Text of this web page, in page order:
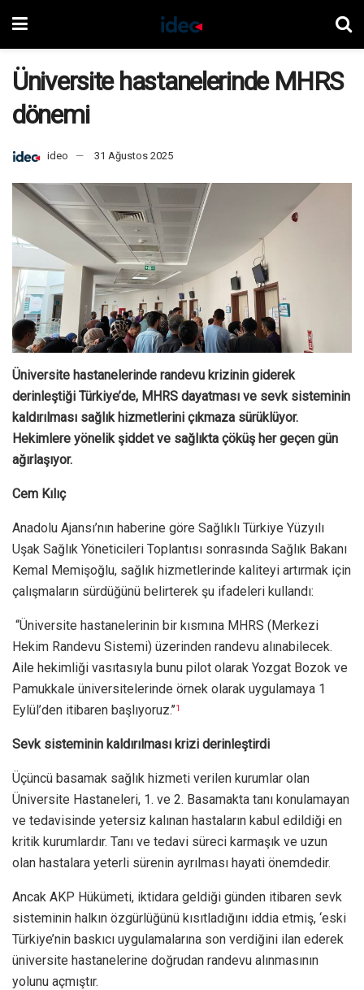
Üniversite hastanelerinde MHRS
dönemi
ideo 31 Ağustos 2025
Üniversite hastanelerinde randevu krizinin giderek
derinleştiği Türkiye’de, MHRS dayatması ve sevk sisteminin
kaldırılması sağlık hizmetlerini çıkmaza sürüklüyor.
Hekimlere yönelik şiddet ve sağlıkta çöküş her geçen gün
ağırlaşıyor.
Cem Kılıç
Anadolu Ajansı’nın haberine göre Sağlıklı Türkiye Yüzyılı
Uşak Sağlık Yöneticileri Toplantısı sonrasında Sağlık Bakanı
Kemal Memişoğlu, sağlık hizmetlerinde kaliteyi artırmak için
çalışmaların sürdüğünü belirterek şu ifadeleri kullandı:
“Üniversite hastanelerinin bir kısmına MHRS (Merkezi
Hekim Randevu Sistemi) üzerinden randevu alınabilecek.
Aile hekimliği vasıtasıyla bunu pilot olarak Yozgat Bozok ve
Pamukkale üniversitelerinde örnek olarak uygulamaya 1
Eylül’den itibaren başlıyoruz.’’1
Sevk sisteminin kaldırılması krizi derinleştirdi
Üçüncü basamak sağlık hizmeti verilen kurumlar olan
Üniversite Hastaneleri, 1. ve 2. Basamakta tanı konulamayan
ve tedavisinde yetersiz kalınan hastaların kabul edildiği en
kritik kurumlardır. Tanı ve tedavi süreci karmaşık ve uzun
olan hastalara yeterli sürenin ayrılması hayati önemdedir.
Ancak AKP Hükümeti, iktidara geldiği günden itibaren sevk
sisteminin halkın özgürlüğünü kısıtladığını iddia etmiş, ‘eski
Türkiye’nin baskıcı uygulamalarına son verdiğini ilan ederek
üniversite hastanelerine doğrudan randevu alınmasının
yolunu açmıştır.